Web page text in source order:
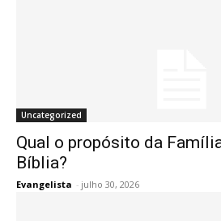
Uncategorized
Qual o propósito da
Bíblia?
Evangelista - julho 30, 2026